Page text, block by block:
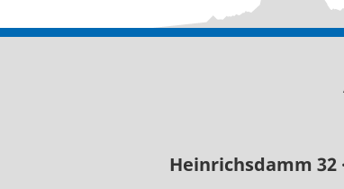
Heinrichsdamm 32